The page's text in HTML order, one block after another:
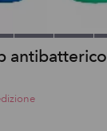
antibatterico